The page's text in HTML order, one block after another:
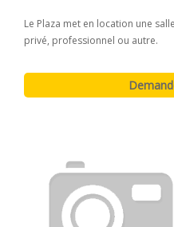
Le Plaza met en location une
privé, professionnel ou autre.